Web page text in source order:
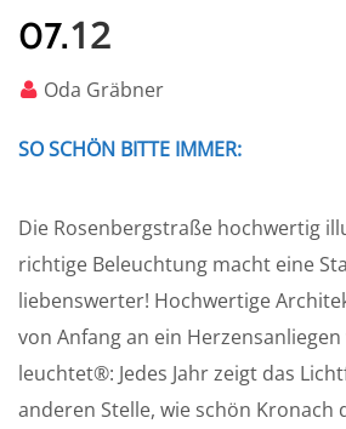
07.12
Oda Gräbner
SO SCHÖN BITTE IMMER:
Die Rosenbergstraße hochwertig
richtige Beleuchtung macht eine
liebenswerter! Hochwertige
von Anfang an ein Herzensanliegen
leuchtet®: Jedes Jahr zeigt das
anderen Stelle, wie schön Kronach